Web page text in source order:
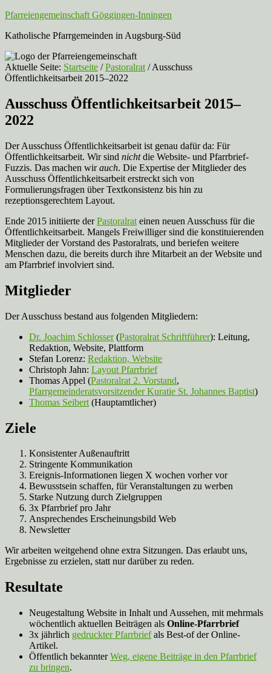
Pfarreiengemeinschaft Göggingen-Inningen
Katholische Pfarrgemeinden in Augsburg-Süd
Aktuelle Seite: Startseite / Pastoralrat /Ausschuss
Öffentlichkeitsarbeit 2015–2022
Ausschuss Öffentlichkeitsarbeit 2015–
2022
Der Ausschuss Öffentlichkeitsarbeit ist genau dafür da: Für
Öffentlichkeitsarbeit. Wir sind nichtdie Website- und Pfarrbrief-
Fuzzis. Das machen wirauch. Die Expertise der Mitglieder des
Ausschuss Öffentlichkeitsarbeit erstreckt sich von
Formulierungsfragen über Textkonsistenz bis hin zu
rezeptionsgerechtem Layout.
Ende 2015 initiierte derPastoralrat einen neuen Ausschuss für die
Öffentlichkeitsarbeit. Mangels Freiwilliger sind die konstituierenden
Mitglieder der Vorstand des Pastoralrats, und beriefen weitere
Menschen dazu, die bereits durch ihre Mitarbeit an der Website und
am Pfarrbrief involviert sind.
Mitglieder
Der Ausschuss bestand aus folgenden Mitgliedern:
Dr. Joachim Schlosser(Pastoralrat Schriftführer): Leitung,
Redaktion, Website, Plattform
Stefan Lorenz: Redaktion, Website
Christoph Jahn: Layout Pfarrbrief
Thomas Appel (Pastoralrat 2. Vorstand,
Pfarrgemeinderatsvorsitzender Kuratie St. Johannes Baptist)
Thomas Seibert (Hauptamtlicher)
Ziele
Konsistenter Außenauftritt
Stringente Kommunikation
Ereignis-Informationen liegen X wochen vorher vor
Bewusstsein schaffen, für Veranstaltungen zu werben
Starke Nutzung durch Zielgruppen
3x Pfarrbrief pro Jahr
Ansprechendes Erscheinungsbild Web
Newsletter
Wir arbeiten weitgehend ohne extra Sitzungen. Das erlaubt uns,
Ergebnisse zu erzielen, statt nur darüber zu reden.
Resultate
Neugestaltung Website in Inhalt und Aussehen, mit mehrmals
wöchentlich aktuellen Beiträgen als Online-Pfarrbrief
3x jährlich gedruckter Pfarrbriefals Best-of der Online-
Artikel.
Öffentlich bekannterWeg, eigene Beiträge in den Pfarrbrief
zu bringen.